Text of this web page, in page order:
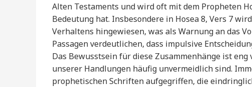
Alten Testaments und wird oft mit dem Propheten
Bedeutung hat. Insbesondere in Hosea 8, Vers 7
Verhaltens hingewiesen, was als Warnung an das
Passagen verdeutlichen, dass impulsive
Das Bewusstsein für diese Zusammenhänge ist
unserer Handlungen häufig unvermeidlich sind.
prophetischen Schriften aufgegriffen, die